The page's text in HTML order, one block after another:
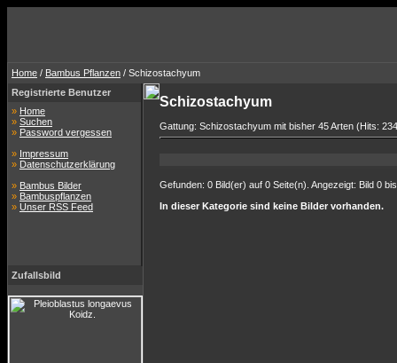
Home / Bambus Pflanzen / Schizostachyum
Registrierte Benutzer
» Home
» Suchen
» Password vergessen
» Impressum
» Datenschutzerklärung
» Bambus Bilder
» Bambuspflanzen
» Unser RSS Feed
Zufallsbild
Schizostachyum
Gattung: Schizostachyum mit bisher 45 Arten (Hits:
Gefunden: 0 Bild(er) auf 0 Seite(n). Angezeigt: Bild 0
In dieser Kategorie sind keine Bilder vorhanden.